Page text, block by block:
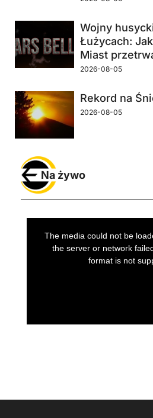
Wojny
Łużycach:
Miast
2026-08-05
Rekord na
2026-08-05
Na żywo